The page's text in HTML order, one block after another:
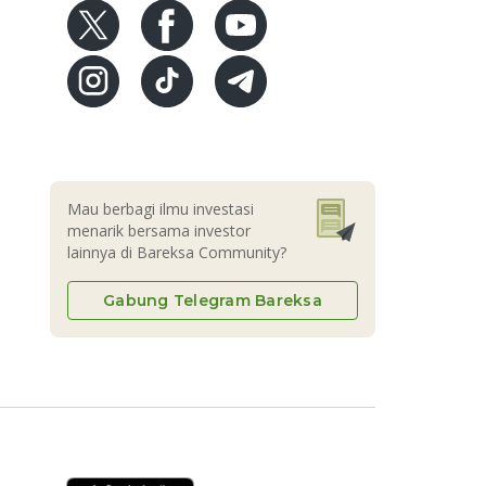
Mau berbagi ilmu investasi
menarik bersama investor
lainnya di Bareksa Community?
Gabung Telegram Bareksa